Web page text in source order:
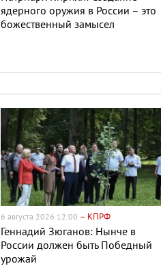
ядерного оружия в России – это
божественный замысел
6 августа 2026 12:00 – КПРФ
Геннадий Зюганов: Нынче в
России должен быть Победный
урожай